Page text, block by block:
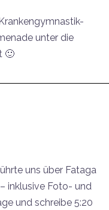
unter die
🙂
uns über Fataga
inklusive Foto- und
und schreibe 5:20